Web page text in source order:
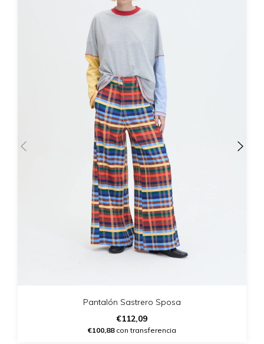
Pantalón Sastrero Sposa
€112,09
€100,88con transferencia